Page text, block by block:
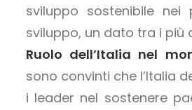
sviluppo sostenibile
sviluppo, un dato tra i più
Ruolo dell’Italia nel
sono convinti che l’Italia
i leader nel sostenere